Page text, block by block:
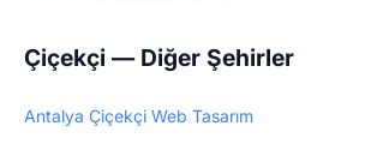
Çiçekçi — Diğer Şehirler
Antalya Çiçekçi Web Tasarım